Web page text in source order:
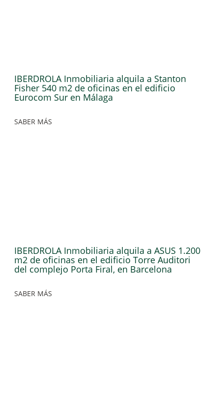
IBERDROLA Inmobiliaria alquila a Stanton
Fisher 540 m2 de oficinas en el edificio
Eurocom Sur en Málaga
SABER MÁS
IBERDROLA Inmobiliaria alquila a ASUS 1.200
m2 de oficinas en el edificio Torre Auditori
del complejo Porta Firal, en Barcelona
SABER MÁS